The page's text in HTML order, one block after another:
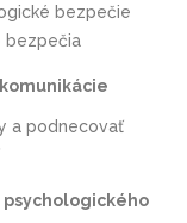
bezpečie
bezpečia
a podnecovať
psychologického